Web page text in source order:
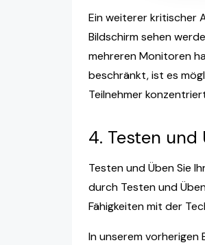
Ein weiterer kritischer
Bildschirm sehen
mehreren Monitoren
beschränkt, ist es
Teilnehmer
4. Testen und
Testen und Üben Sie
durch Testen und
Fähigkeiten mit der
In unserem